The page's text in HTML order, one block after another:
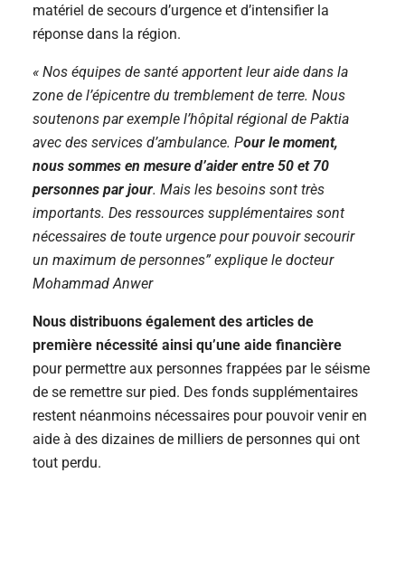
matériel de secours d’urgence et d’intensifier la
réponse dans la région.
« Nos équipes de santé apportent leur aide dans la
zone de l’épicentre du tremblement de terre. Nous
soutenons par exemple l’hôpital régional de Paktia
avec des services d’ambulance. Pour le moment,
nous sommes en mesure d’aider entre 50 et 70
personnes par jour. Mais les besoins sont très
importants. Des ressources supplémentaires sont
nécessaires de toute urgence pour pouvoir secourir
un maximum de personnes” explique le docteur
Mohammad Anwer
Nous distribuons également des articles de
première nécessité ainsi qu’une aide financière
pour permettre aux personnes frappées par le séisme
de se remettre sur pied. Des fonds supplémentaires
restent néanmoins nécessaires pour pouvoir venir en
aide à des dizaines de milliers de personnes qui ont
tout perdu.